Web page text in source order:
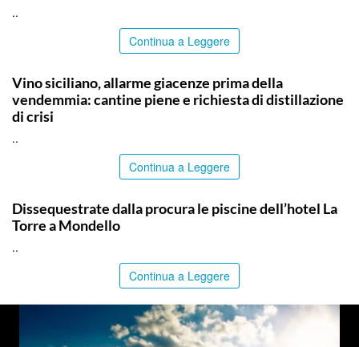
..
Continua a Leggere
Vino siciliano, allarme giacenze prima della
vendemmia: cantine piene e richiesta di distillazione
di crisi
..
Continua a Leggere
Dissequestrate dalla procura le piscine dell’hotel La
Torre a Mondello
..
Continua a Leggere